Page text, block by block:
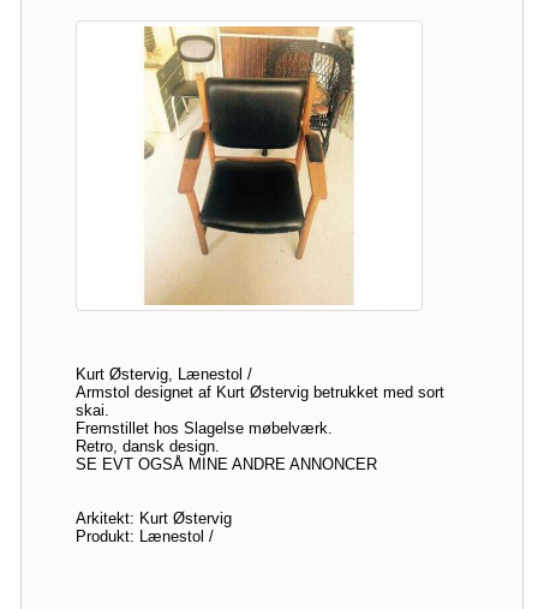
Kurt Østervig, Lænestol /
Armstol designet af Kurt Østervig betrukket med sort
skai.
Fremstillet hos Slagelse møbelværk.
Retro, dansk design.
SE EVT OGSÅ MINE ANDRE ANNONCER
Arkitekt: Kurt Østervig
Produkt: Lænestol /